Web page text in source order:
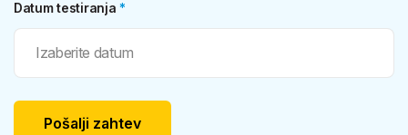
Datum testiranja*
Pošalji zahtev